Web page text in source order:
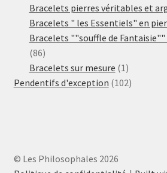
Bracelets pierres véritables et
Bracelets " les Essentiels" en
Bracelets ""souffle de
8686
produits
Bracelets sur mesure 11
produit
Pendentifs d'exception 102102
© Les Philosophales 2026